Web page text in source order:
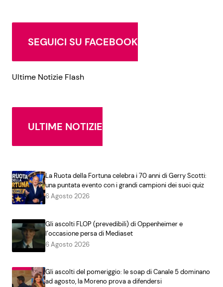
SEGUICI SU FACEBOOK
Ultime Notizie Flash
ULTIME NOTIZIE
La Ruota della Fortuna celebra i 70 anni di Gerry Scotti:
una puntata evento con i grandi campioni dei suoi quiz
6 Agosto 2026
Gli ascolti FLOP (prevedibili) di Oppenheimer e
l’occasione persa di Mediaset
6 Agosto 2026
Gli ascolti del pomeriggio: le soap di Canale 5 dominano
ad agosto, la Moreno prova a difendersi